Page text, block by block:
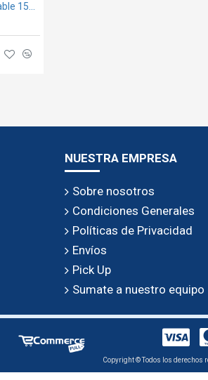
NUESTRA EMPRESA
Sobre nosotros
Condiciones Generales
Políticas de Privacidad
Envíos
Pick Up
Sumate a nuestro equipo
Copyright © Todos los derechos